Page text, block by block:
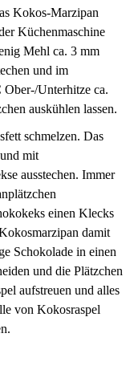
Kokos-Marzipan
Küchenmaschine
Mehl ca. 3 mm
und im
Ober-/Unterhitze ca.
auskühlen lassen.
schmelzen. Das
mit
ausstechen. Immer
einen Klecks
damit
Schokolade in einen
und die Plätzchen
aufstreuen und alles
von Kokosraspel